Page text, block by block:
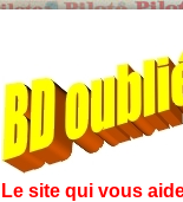
Le site qui vous